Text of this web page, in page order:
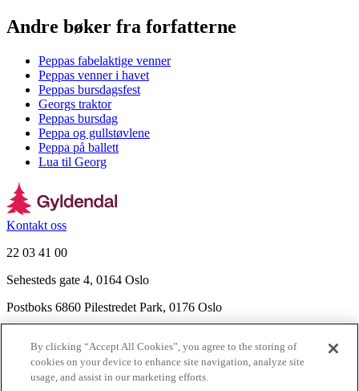
Andre bøker fra forfatterne
Peppas fabelaktige venner
Peppas venner i havet
Peppas bursdagsfest
Georgs traktor
Peppas bursdag
Peppa og gullstøvlene
Peppa på ballett
Lua til Georg
Kontakt oss
22 03 41 00
Sehesteds gate 4, 0164 Oslo
Postboks 6860 Pilestredet Park, 0176 Oslo
Nyhetsbrev
Ledige stillinger
By clicking “Accept All Cookies”, you agree to the storing of
cookies on your device to enhance site navigation, analyze site
usage, and assist in our marketing efforts.